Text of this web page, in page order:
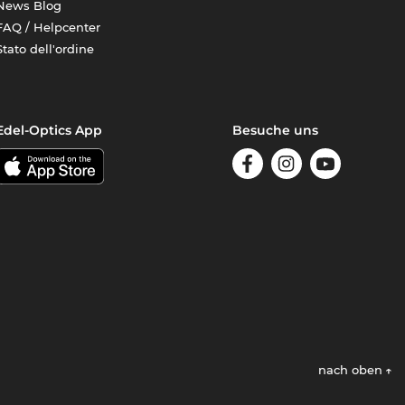
Blog
/ Helpcenter
dell'ordine
Optics App Besuche uns
nach oben